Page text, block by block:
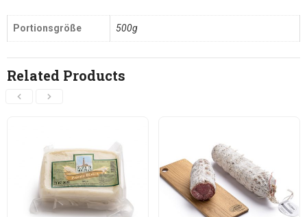
Portionsgröße 500g
Related Products